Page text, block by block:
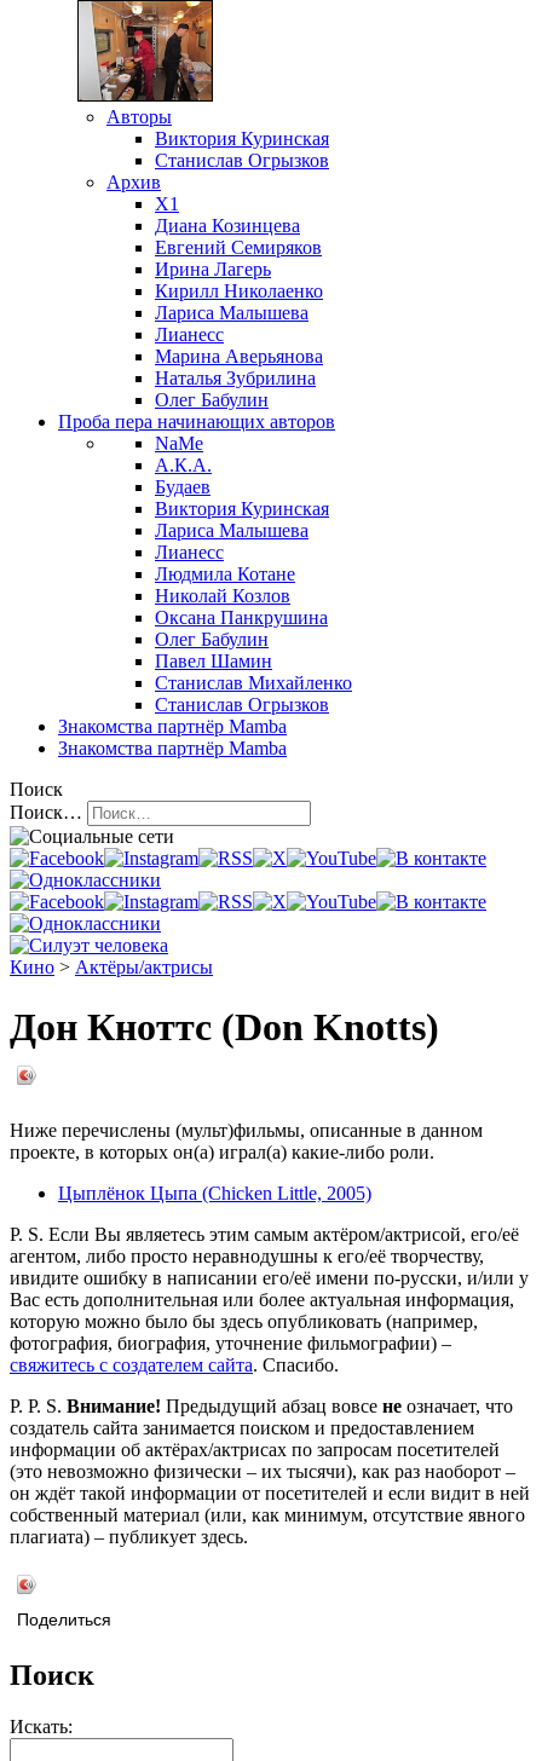
Авторы
Виктория Куринская
Станислав Огрызков
Архив
X1
Диана Козинцева
Евгений Семиряков
Ирина Лагерь
Кирилл Николаенко
Лариса Малышева
Лианесс
Марина Аверьянова
Наталья Зубрилина
Олег Бабулин
Проба пера начинающих авторов
NaMe
А.К.А.
Будаев
Виктория Куринская
Лариса Малышева
Лианесс
Людмила Котане
Николай Козлов
Оксана Панкрушина
Олег Бабулин
Павел Шамин
Станислав Михайленко
Станислав Огрызков
Знакомства партнёр Mamba
Знакомства партнёр Mamba
Поиск
Поиск…
Кино > Актёры/актрисы
Дон Кноттс (Don Knotts)
Ниже перечислены (мульт)фильмы, описанные в данном
проекте, в которых он(а) играл(а) какие-либо роли.
Цыплёнок Цыпа (Chicken Little, 2005)
P. S. Если Вы являетесь этим самым актёром/актрисой, его/её
агентом, либо просто неравнодушны к его/её творчеству,
ивидите ошибку в написании его/её имени по-русски, и/или у
Вас есть дополнительная или более актуальная информация,
которую можно было бы здесь опубликовать (например,
фотография, биография, уточнение фильмографии) –
свяжитесь с создателем сайта. Спасибо.
P. P. S. Внимание! Предыдущий абзац вовсе не означает, что
создатель сайта занимается поиском и предоставлением
информации об актёрах/актрисах по запросам посетителей
(это невозможно физически – их тысячи), как раз наоборот –
он ждёт такой информации от посетителей и если видит в ней
собственный материал (или, как минимум, отсутствие явного
плагиата) – публикует здесь.
Поделиться
Поиск
Искать: